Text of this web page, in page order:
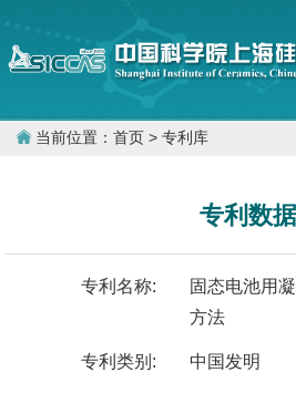
当前位置： 首页 > 专利库
专利数据
专利名称:
固态电池用
方法
专利类别: 中国发明